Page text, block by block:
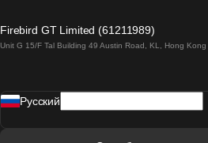
Поезд Лиссабон -
Firebird GT Limited (61211989)
Unit G 15/F Tal Building 49 Austin Road, KL, Hong Kong
Pусский